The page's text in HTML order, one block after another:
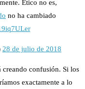
Ético no es,
no ha cambiado
28 de julio de 2018
creando confusión. Si los
exactamente a lo